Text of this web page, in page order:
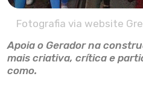
Fotografia via website
Apoia o Gerador na
mais criativa, crítica e
como.